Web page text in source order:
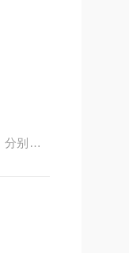
别是H